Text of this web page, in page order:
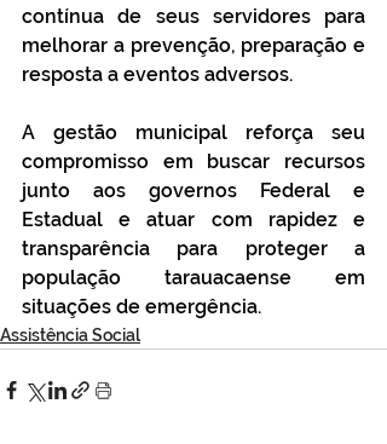
contínua de seus servidores para
melhorar a prevenção, preparação e
resposta a eventos adversos.
A gestão municipal reforça seu
compromisso em buscar recursos
junto aos governos Federal e
Estadual e atuar com rapidez e
transparência para proteger a
população tarauacaense em
situações de emergência.
Assistência Social